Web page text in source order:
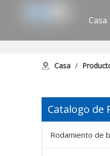
Casa
Casa /
Catalogo de
Rodamiento de